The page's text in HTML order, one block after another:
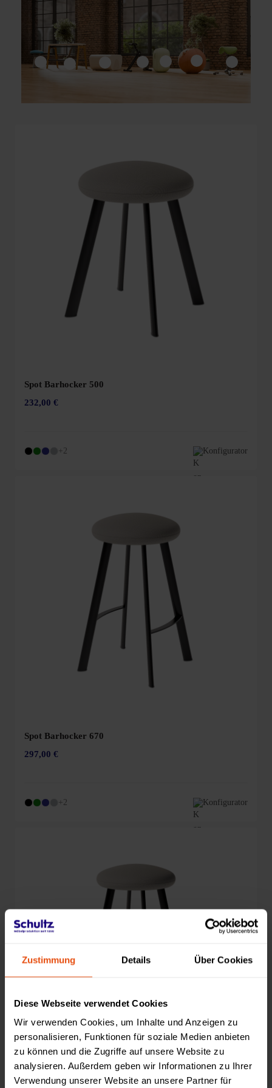
Zustimmung Details Über Cookies
Diese Webseite verwendet Cookies
Wir verwenden Cookies, um Inhalte und Anzeigen zu
personalisieren, Funktionen für soziale Medien anbieten
zu können und die Zugriffe auf unsere Website zu
analysieren. Außerdem geben wir Informationen zu Ihrer
Verwendung unserer Website an unsere Partner für
Spot Barhocker 500
232,00 €
+2 Konfigurator
Spot Barhocker 670
297,00 €
+2 Konfigurator